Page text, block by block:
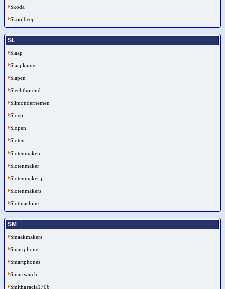
Skoda
Skoolbeep
SL
Slaap
Slaapkamer
Slapen
Slechthorend
Slimondernemen
Sloep
Slopen
Sloten
Slotenmaken
Slotenmaker
Slotenmakerij
Slotenmakers
Slotmachine
SM
Smaakmakers
Smartphone
Smartphones
Smartwatch
Smithgracia1706